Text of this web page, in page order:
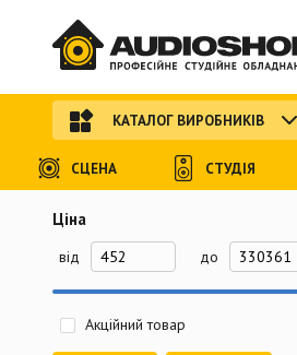
Ціна
від до
Акційний товар
КАТАЛОГ ВИРОБНИКІВ
СЦЕНА СТУДІЯ